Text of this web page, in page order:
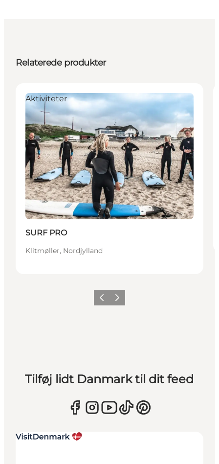
Relaterede produkter
Aktiviteter
SURF PRO
Klitmøller, Nordjylland
ForrigeNæste
Tilføj lidt Danmark til dit feed